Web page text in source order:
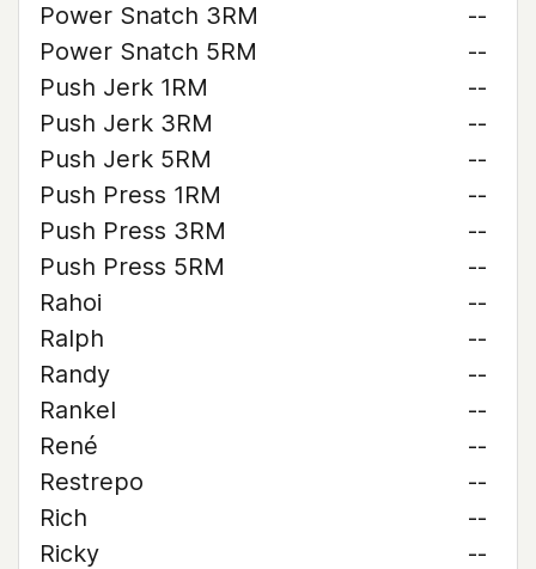
Power Snatch 3RM
--
Power Snatch 5RM
--
Push Jerk 1RM
--
Push Jerk 3RM
--
Push Jerk 5RM
--
Push Press 1RM
--
Push Press 3RM
--
Push Press 5RM
--
Rahoi
--
Ralph
--
Randy
--
Rankel
--
René
--
Restrepo
--
Rich
--
Ricky
--